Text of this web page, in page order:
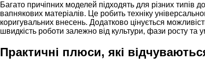
Багато причіпних моделей підходять для різних типів
вапнякових матеріалів. Це робить техніку
коригувальних внесень. Додатково цінується
швидкість роботи залежно від культури, фази росту та
Практичні плюси, які